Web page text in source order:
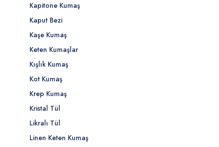
Kapitone Kumaş
Kaput Bezi
Kaşe Kumaş
Keten Kumaşlar
Kışlık Kumaş
Kot Kumaş
Krep Kumaş
Kristal Tül
Likralı Tül
Linen Keten Kumaş